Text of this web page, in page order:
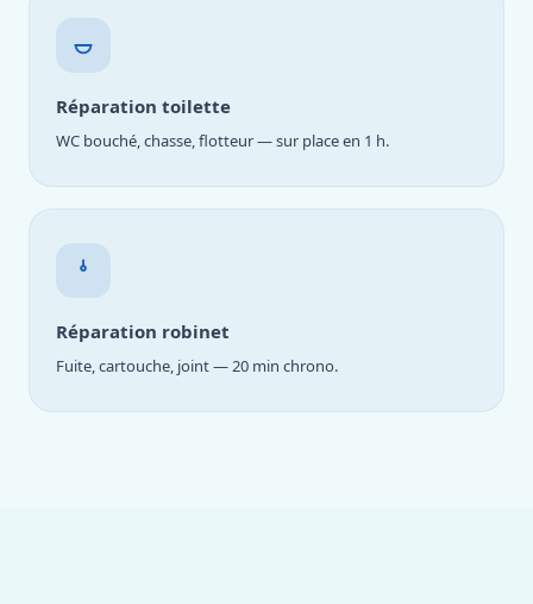
Réparation toilette
WC bouché, chasse, flotteur — sur place en 1 h.
Réparation robinet
Fuite, cartouche, joint — 20 min chrono.